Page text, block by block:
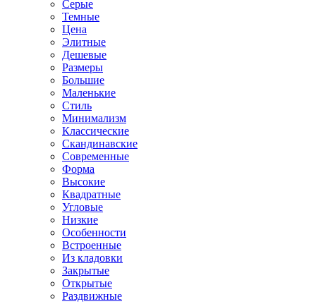
Серые
Темные
Цена
Элитные
Дешевые
Размеры
Большие
Маленькие
Стиль
Минимализм
Классические
Скандинавские
Современные
Форма
Высокие
Квадратные
Угловые
Низкие
Особенности
Встроенные
Из кладовки
Закрытые
Открытые
Раздвижные